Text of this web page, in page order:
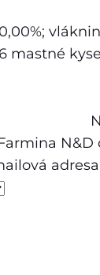
mastné
N&D